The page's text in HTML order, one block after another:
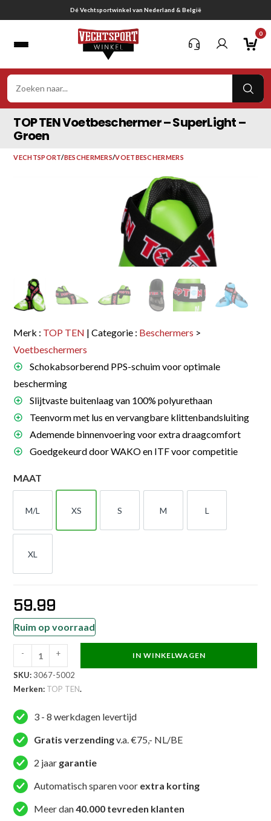
naar
Gratis verzending vanaf € 75,-
0
TOP TEN Voetbeschermer – SuperLight –
Groen
VECHTSPORT/BESCHERMERS/VOETBESCHERMERS
Merk : TOP TEN | Categorie : Beschermers >
Voetbeschermers
Schokabsorberend PPS-schuim voor optimale
bescherming
Slijtvaste buitenlaag van 100% polyurethaan
Teenvorm met lus en vervangbare klittenbandsluiting
Ademende binnenvoering voor extra draagcomfort
Goedgekeurd door WAKO en ITF voor competitie
MAAT
M/L
M-L
XS
XS
S
S
M
M
L
L
XL
XL
59.99
Ruim op voorraad
TEN
Voetbeschermer
SuperLight
-
Groen
aantal
- + IN WINKELWAGEN
SKU: 3067-5002
Merken: TOP TEN.
3 - 8 werkdagen levertijd
Gratis verzendingv.a. €75,- NL/BE
2 jaar garantie
Automatisch sparen voor extra korting
Meer dan40.000 tevreden klanten